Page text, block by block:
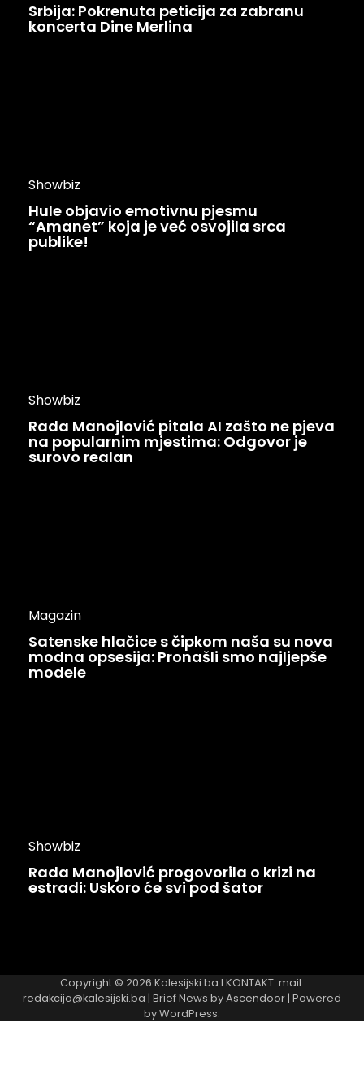
Srbija: Pokrenuta peticija za zabranu
koncerta Dine Merlina
Showbiz
Hule objavio emotivnu pjesmu
“Amanet” koja je već osvojila srca
publike!
Showbiz
Rada Manojlović pitala AI zašto ne pjeva
na popularnim mjestima: Odgovor je
surovo realan
Magazin
Satenske hlačice s čipkom naša su nova
modna opsesija: Pronašli smo najljepše
modele
Showbiz
Rada Manojlović progovorila o krizi na
estradi: Uskoro će svi pod šator
Copyright © 2026 Kalesijski.ba I KONTAKT: mail:
redakcija@kalesijski.ba | Brief News byAscendoor | Powered
byWordPress.